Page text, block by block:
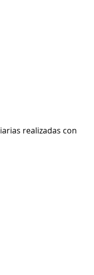
realizadas con